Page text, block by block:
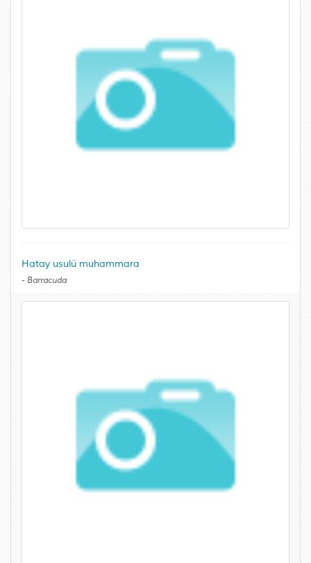
Hatay usulü muhammara
- Barracuda